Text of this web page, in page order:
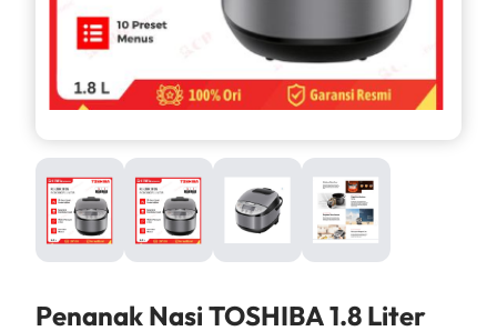
Penanak Nasi TOSHIBA 1.8 Liter